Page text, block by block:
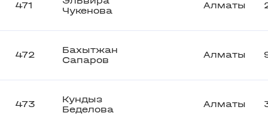
471
Чукенова
Алматы
472
Бахытжан
Сапаров
Алматы
473
Кундыз
Беделова
Алматы